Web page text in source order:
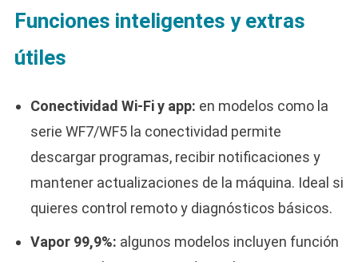
Funciones inteligentes y extras
útiles
Conectividad Wi-Fi y app: en modelos como la
serie WF7/WF5 la conectividad permite
descargar programas, recibir notificaciones y
mantener actualizaciones de la máquina. Ideal si
quieres control remoto y diagnósticos básicos.
Vapor 99,9%: algunos modelos incluyen función